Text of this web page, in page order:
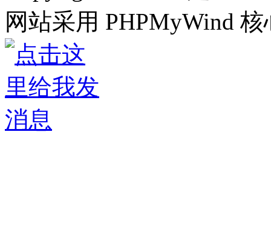
网站采用 PHPMyWind 核